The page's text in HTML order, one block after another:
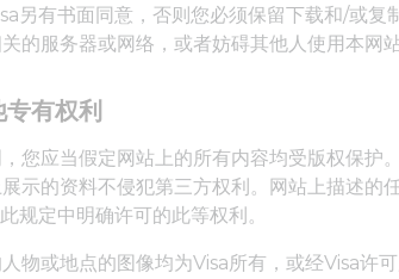
另有书面同意，否则您必须保留下载和/或
的服务器或网络，或者妨碍其他人使用本网站
有权利
您应当假定网站上的所有内容均受版权保护
示的资料不侵犯第三方权利。网站上描述的
规定中明确许可的此等权利。
物或地点的图像均为Visa所有，或经Visa许